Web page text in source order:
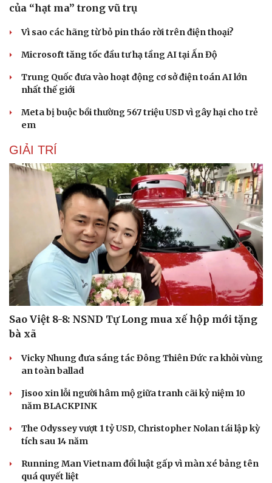
Doanh nghiệp
Thông tin doanh nghiệp
Doanh nghiệp 24h
Doanh nhân
Vì cộng đồng
Công nghệ
Tin Công nghệ
Trải nghiệm
của “hạt ma” trong vũ trụ
Vì sao các hãng từ bỏ pin tháo rời trên điện thoại?
Microsoft tăng tốc đầu tư hạ tầng AI tại Ấn Độ
Trung Quốc đưa vào hoạt động cơ sở điện toán AI lớn
nhất thế giới
Meta bị buộc bồi thường 567 triệu USD vì gây hại cho trẻ
em
GIẢI TRÍ
Sao Việt 8-8: NSND Tự Long mua xế hộp mới tặng
bà xã
Vicky Nhung đưa sáng tác Đông Thiên Đức ra khỏi vùng
an toàn ballad
Jisoo xin lỗi người hâm mộ giữa tranh cãi kỷ niệm 10
năm BLACKPINK
The Odyssey vượt 1 tỷ USD, Christopher Nolan tái lập kỳ
tích sau 14 năm
Running Man Vietnam đổi luật gấp vì màn xé bảng tên
quá quyết liệt